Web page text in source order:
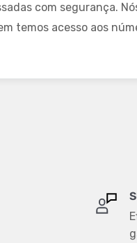
com segurança.
temos acesso aos